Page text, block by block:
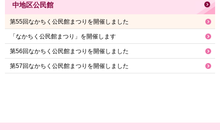
中地区公民館
第55回なかちく公民館まつりを開催しました
「なかちく公民館まつり」を開催します
第56回なかちく公民館まつりを開催しました
第57回なかちく公民館まつりを開催しました